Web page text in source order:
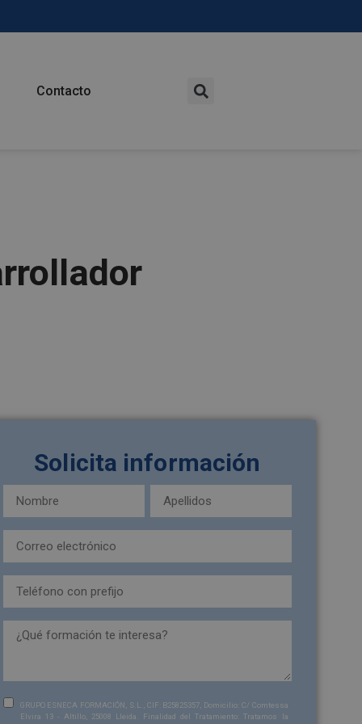
Contacto
Solicita información
Nombre
apellidos
(Obligatorio)
Apellidos
Email
Teléfono
formacion_interesa
SinGRUPO ESNECA FORMACIÓN, S.L., CIF: B25825357, Domicilio: C/ Comtessa
Elvira 13 - Altillo, 25008 Lleida. Finalidad del Tratamiento: Tratamos la